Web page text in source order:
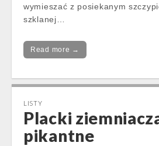
wymieszać z posiekanym
szklanej…
Read more →
LISTY
Placki
pikantne